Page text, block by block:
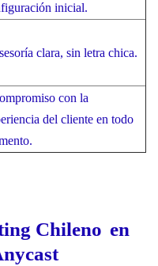
inicial.
clara, sin letra chica.
con la
del cliente en todo
Chileno en